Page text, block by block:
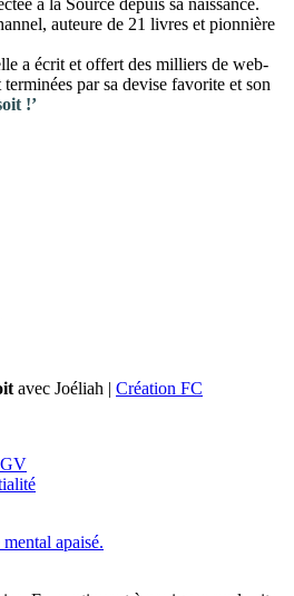
à la Source depuis sa naissance.
auteure de 21 livres et pionnière
a écrit et offert des milliers de web-
par sa devise favorite et son
!’
avec Joéliah | Création FC
apaisé.